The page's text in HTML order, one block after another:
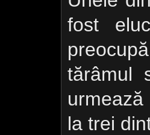
fost
tărâmul
la trei